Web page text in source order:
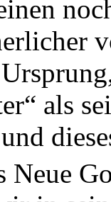
als
Neue